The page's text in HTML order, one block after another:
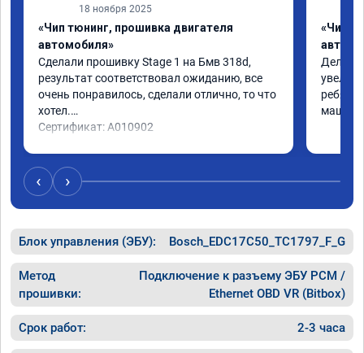
18 ноября 2025
«Чип тюнинг, прошивка двигателя
автомобиля»
Сделали прошивку Stage 1 на Бмв 318d,
результат соответствовал ожиданию, все
очень понравилось, сделали отлично, то что
хотел.
Сертификат: A010902
«Чип
Делали
ребята
машина
‹ ›
Блок управления (ЭБУ): Bosch_EDC17C50_TC1797_F_G
Метод
прошивки:
Подключение к разъему ЭБУ PCM /
Ethernet OBD VR (Bitbox)
Срок работ: 2-3 часа